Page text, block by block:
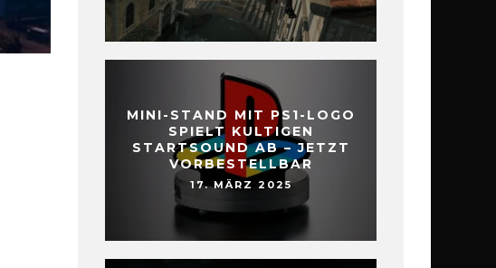
MINI-STAND MIT PS1-LOGO
SPIELT KULTIGEN
STARTSOUND AB – JETZT
VORBESTELLBAR
17. MÄRZ 2025